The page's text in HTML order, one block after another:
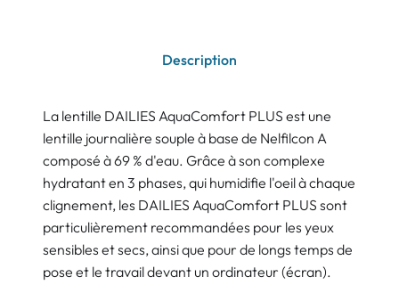
Description
La lentille DAILIES AquaComfort PLUS est une
lentille journalière souple à base de Nelfilcon A
composé à 69 % d'eau. Grâce à son complexe
hydratant en 3 phases, qui humidifie l'oeil à chaque
clignement, les DAILIES AquaComfort PLUS sont
particulièrement recommandées pour les yeux
sensibles et secs, ainsi que pour de longs temps de
pose et le travail devant un ordinateur (écran).